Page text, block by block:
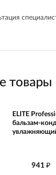
товары
ELITE
бальзам-
941₽